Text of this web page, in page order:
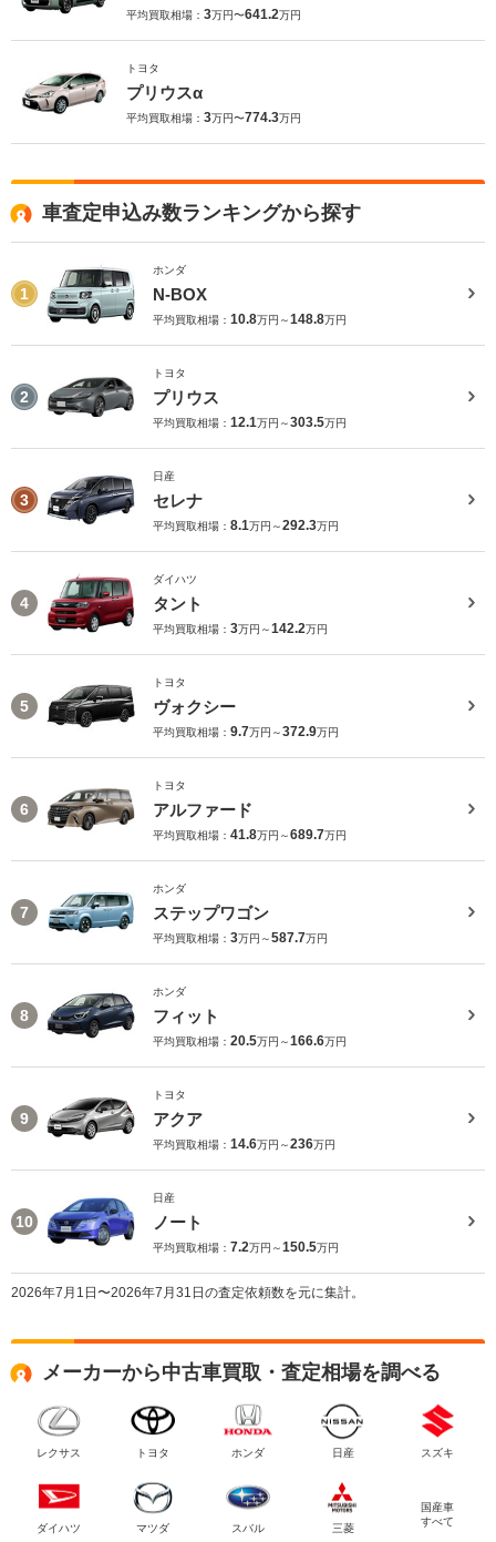
平均買取相場： 3万円〜641.2万円
トヨタ
プリウスα
平均買取相場： 3万円〜774.3万円
車査定申込み数ランキングから探す
1
ホンダ
N-BOX
平均買取相場： 10.8万円～148.8万円
2
トヨタ
プリウス
平均買取相場： 12.1万円～303.5万円
3
日産
セレナ
平均買取相場： 8.1万円～292.3万円
4
ダイハツ
タント
平均買取相場： 3万円～142.2万円
5
トヨタ
ヴォクシー
平均買取相場： 9.7万円～372.9万円
6
トヨタ
アルファード
平均買取相場： 41.8万円～689.7万円
7
ホンダ
ステップワゴン
平均買取相場： 3万円～587.7万円
8
ホンダ
フィット
平均買取相場： 20.5万円～166.6万円
9
トヨタ
アクア
平均買取相場： 14.6万円～236万円
10
日産
ノート
平均買取相場： 7.2万円～150.5万円
2026年7月1日〜2026年7月31日の査定依頼数を元に集計。
メーカーから中古車買取・査定相場を調べる
レクサス トヨタ ホンダ 日産 スズキ
ダイハツ マツダ スバル 三菱
国産車
すべて